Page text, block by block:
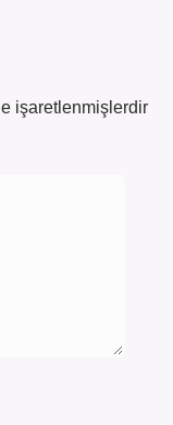
işaretlenmişlerdir